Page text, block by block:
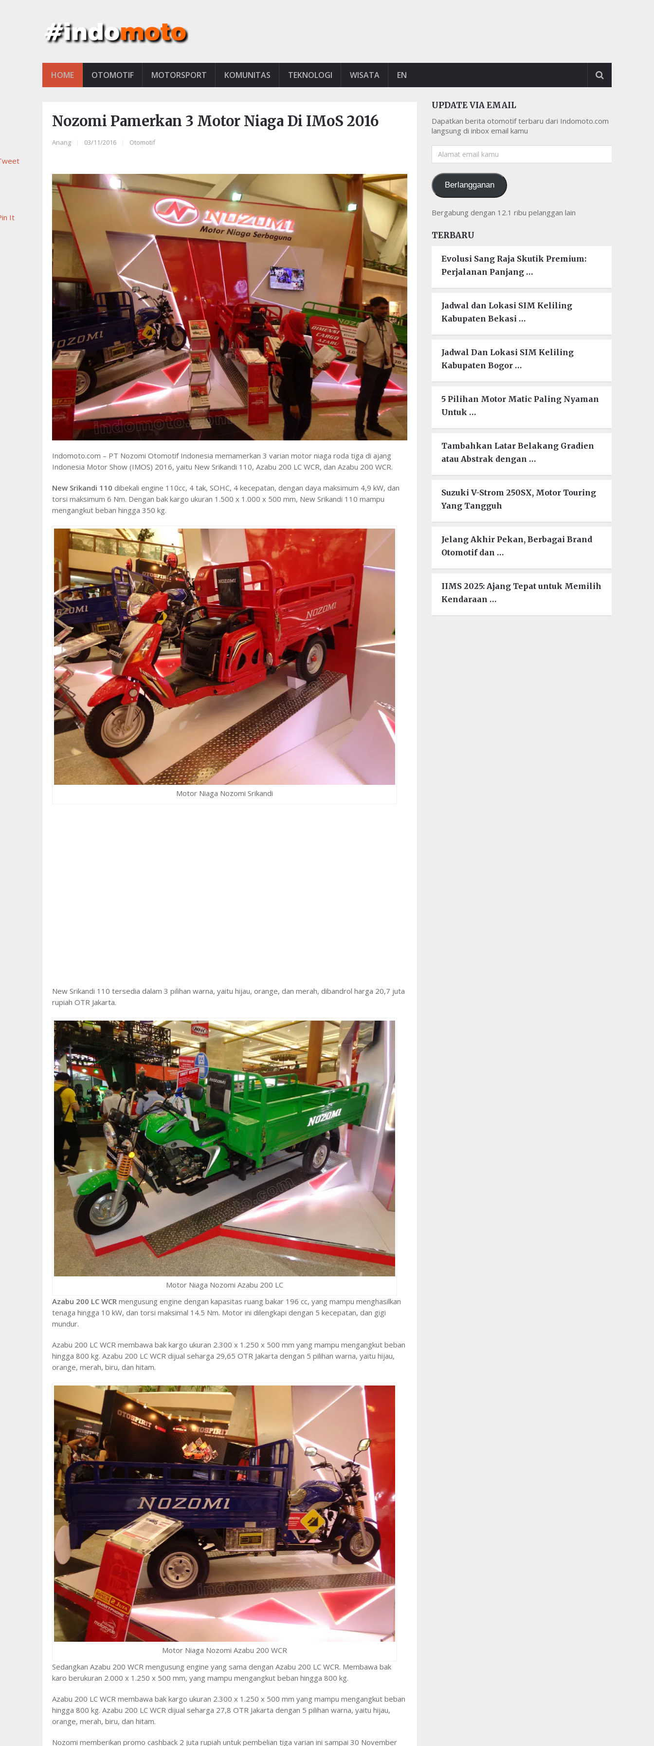
HOME OTOMOTIF MOTORSPORT KOMUNITAS TEKNOLOGI WISATA EN
Nozomi Pamerkan 3 Motor Niaga Di IMoS 2016
Anang 03/11/2016 Otomotif
Indomoto.com – PT Nozomi Otomotif Indonesia memamerkan 3 varian motor niaga roda tiga di ajang
Indonesia Motor Show (IMOS) 2016, yaitu New Srikandi 110, Azabu 200 LC WCR, dan Azabu 200 WCR.
New Srikandi 110 dibekali engine 110cc, 4 tak, SOHC, 4 kecepatan, dengan daya maksimum 4,9 kW, dan
torsi maksimum 6 Nm. Dengan bak kargo ukuran 1.500 x 1.000 x 500 mm, New Srikandi 110 mampu
mengangkut beban hingga 350 kg.
Motor Niaga Nozomi Srikandi
New Srikandi 110 tersedia dalam 3 pilihan warna, yaitu hijau, orange, dan merah, dibandrol harga 20,7 juta
rupiah OTR Jakarta.
Motor Niaga Nozomi Azabu 200 LC
Azabu 200 LC WCR mengusung engine dengan kapasitas ruang bakar 196 cc, yang mampu menghasilkan
tenaga hingga 10 kW, dan torsi maksimal 14.5 Nm. Motor ini dilengkapi dengan 5 kecepatan, dan gigi
mundur.
Azabu 200 LC WCR membawa bak kargo ukuran 2.300 x 1.250 x 500 mm yang mampu mengangkut beban
hingga 800 kg. Azabu 200 LC WCR dijual seharga 29,65 OTR Jakarta dengan 5 pilihan warna, yaitu hijau,
orange, merah, biru, dan hitam.
Motor Niaga Nozomi Azabu 200 WCR
Sedangkan Azabu 200 WCR mengusung engine yang sama dengan Azabu 200 LC WCR. Membawa bak
karo berukuran 2.000 x 1.250 x 500 mm, yang mampu mengangkut beban hingga 800 kg.
Azabu 200 LC WCR membawa bak kargo ukuran 2.300 x 1.250 x 500 mm yang mampu mengangkut beban
hingga 800 kg. Azabu 200 LC WCR dijual seharga 27,8 OTR Jakarta dengan 5 pilihan warna, yaitu hijau,
orange, merah, biru, dan hitam.
Nozomi memberikan promo cashback 2 juta rupiah untuk pembelian tiga varian ini sampai 30 November
It
UPDATE VIA EMAIL
Dapatkan berita otomotif terbaru dari Indomoto.com
langsung di inbox email kamu
Alamat
email
Berlangganan
Bergabung dengan 12.1 ribu pelanggan lain
TERBARU
Evolusi Sang Raja Skutik Premium:
Perjalanan Panjang …
Jadwal dan Lokasi SIM Keliling
Kabupaten Bekasi …
Jadwal Dan Lokasi SIM Keliling
Kabupaten Bogor …
5 Pilihan Motor Matic Paling Nyaman
Untuk …
Tambahkan Latar Belakang Gradien
atau Abstrak dengan …
Suzuki V-Strom 250SX, Motor Touring
Yang Tangguh
Jelang Akhir Pekan, Berbagai Brand
Otomotif dan …
IIMS 2025: Ajang Tepat untuk Memilih
Kendaraan …